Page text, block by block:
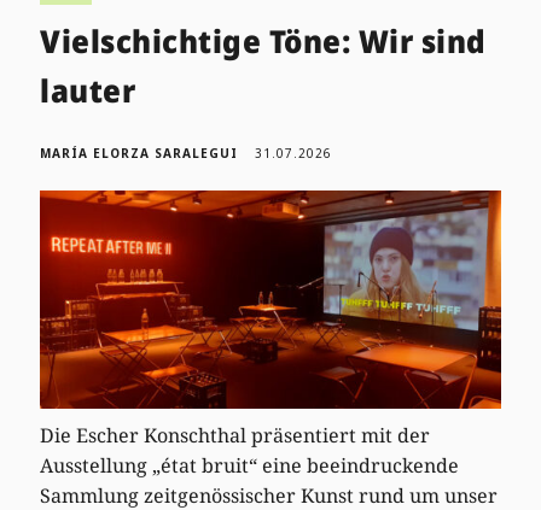
Vielschichtige Töne: Wir sind
lauter
MARÍA ELORZA SARALEGUI 31.07.2026
Die Escher Konschthal präsentiert mit der
Ausstellung „état bruit“ eine beeindruckende
Sammlung zeitgenössischer Kunst rund um unser